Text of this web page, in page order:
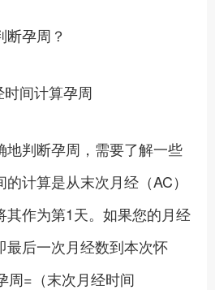
孕周？
间计算孕周
判断孕周，需要了解一些
计算是从末次月经（AC）
其作为第1天。如果您的月经
最后一次月经数到本次怀
周=（末次月经时间